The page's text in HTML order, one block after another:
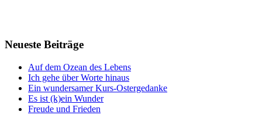
Neueste Beiträge
Auf dem Ozean des Lebens
Ich gehe über Worte hinaus
Ein wundersamer Kurs-Ostergedanke
Es ist (k)ein Wunder
Freude und Frieden